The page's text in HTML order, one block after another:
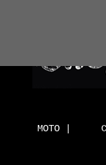
MOTO |